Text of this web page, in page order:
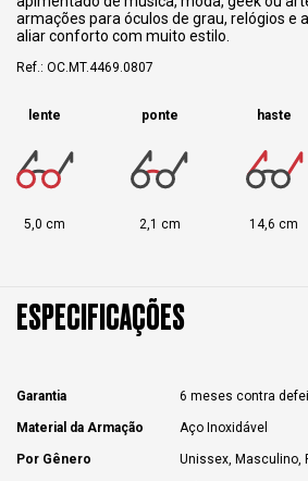
armações para óculos de grau, relógios e
aliar conforto com muito estilo.
Ref.: OC.MT.4469.0807
lente
5,0 cm
ponte
2,1 cm
haste
14,6 cm
ESPECIFICAÇÕES
Garantia 6 meses contra
Material da Armação Aço Inoxidável
Por Gênero Unissex, Masculino,